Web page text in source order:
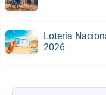
Lotería
2026